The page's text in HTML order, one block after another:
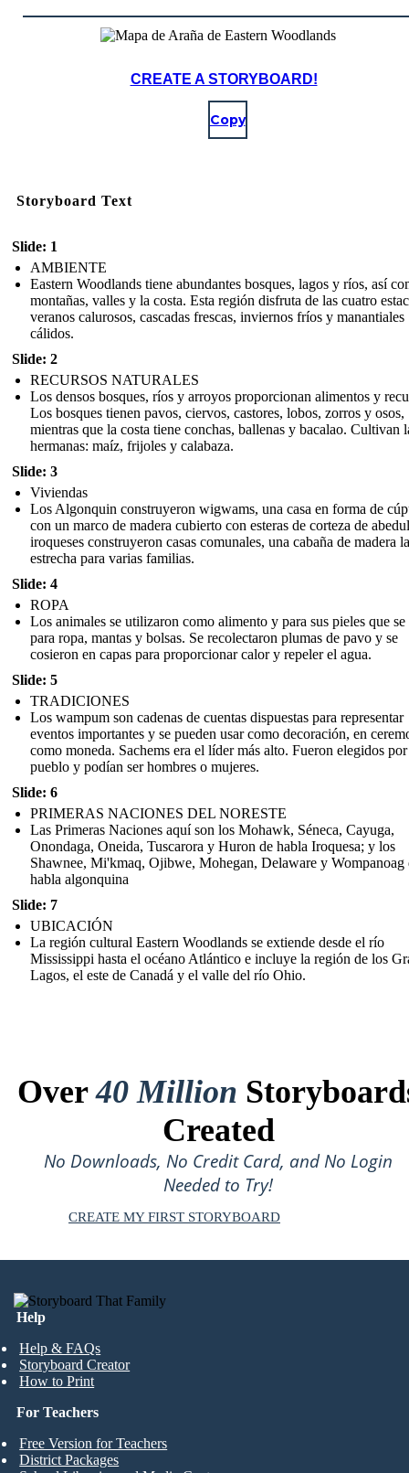
CREATE A STORYBOARD!
Copy
Storyboard Text
Slide: 1
AMBIENTE
Eastern Woodlands tiene abundantes bosques, lagos y ríos, así
montañas, valles y la costa. Esta región disfruta de las cuatro
veranos calurosos, cascadas frescas, inviernos fríos y manantiales
cálidos.
Slide: 2
RECURSOS NATURALES
Los densos bosques, ríos y arroyos proporcionan alimentos y
Los bosques tienen pavos, ciervos, castores, lobos, zorros y osos,
mientras que la costa tiene conchas, ballenas y bacalao. Cultivan
hermanas: maíz, frijoles y calabaza.
Slide: 3
Viviendas
Los Algonquin construyeron wigwams, una casa en forma de
con un marco de madera cubierto con esteras de corteza de
iroqueses construyeron casas comunales, una cabaña de madera
estrecha para varias familias.
Slide: 4
ROPA
Los animales se utilizaron como alimento y para sus pieles que se
para ropa, mantas y bolsas. Se recolectaron plumas de pavo y se
cosieron en capas para proporcionar calor y repeler el agua.
Slide: 5
TRADICIONES
Los wampum son cadenas de cuentas dispuestas para representar
eventos importantes y se pueden usar como decoración, en
como moneda. Sachems era el líder más alto. Fueron elegidos
pueblo y podían ser hombres o mujeres.
Slide: 6
PRIMERAS NACIONES DEL NORESTE
Las Primeras Naciones aquí son los Mohawk, Séneca, Cayuga,
Onondaga, Oneida, Tuscarora y Huron de habla Iroquesa; y los
Shawnee, Mi'kmaq, Ojibwe, Mohegan, Delaware y Wompanoag
habla algonquina
Slide: 7
UBICACIÓN
La región cultural Eastern Woodlands se extiende desde el río
Mississippi hasta el océano Atlántico e incluye la región de los
Lagos, el este de Canadá y el valle del río Ohio.
Over40 Million
Created
No Downloads, No Credit Card, and No Login
Needed to Try!
CREATE MY FIRST STORYBOARD
Help
Help & FAQs
Storyboard Creator
How to Print
For Teachers
Free Version for Teachers
District Packages